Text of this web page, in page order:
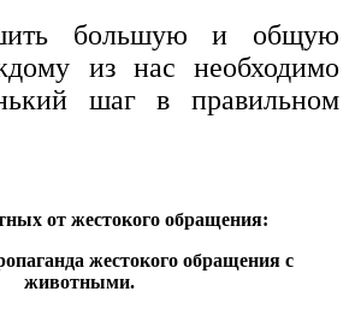
большую и общую
из нас необходимо
шаг в правильном
от жестокого обращения:
жестокого обращения с
животными.